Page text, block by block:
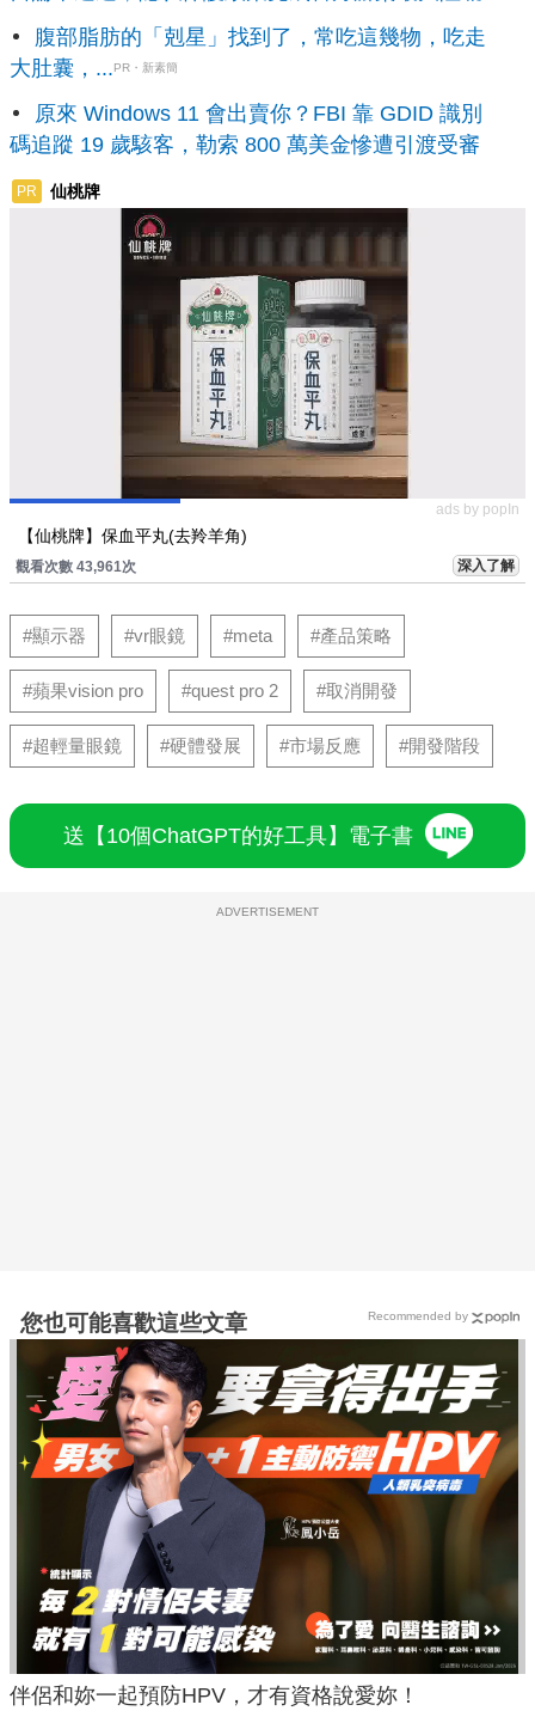
腹部脂肪的「剋星」找到了，常吃這幾物，吃走
大肚囊，...PR・新素簡
原來 Windows 11 會出賣你？FBI 靠 GDID 識別
碼追蹤 19 歲駭客，勒索 800 萬美金慘遭引渡受審
PR 仙桃牌
ads by popIn
【仙桃牌】保血平丸(去羚羊角)
觀看次數 43,961次 深入了解
#顯示器 #vr眼鏡 #meta #產品策略
#蘋果vision pro #quest pro 2 #取消開發
#超輕量眼鏡 #硬體發展 #市場反應 #開發階段
送【10個ChatGPT的好工具】電子書
ADVERTISEMENT
您也可能喜歡這些文章
伴侶和妳一起預防HPV，才有資格說愛妳！
Recommended by